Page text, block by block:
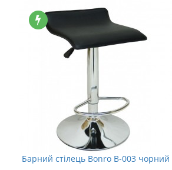
Барний стілець Bonro B-003 чорний